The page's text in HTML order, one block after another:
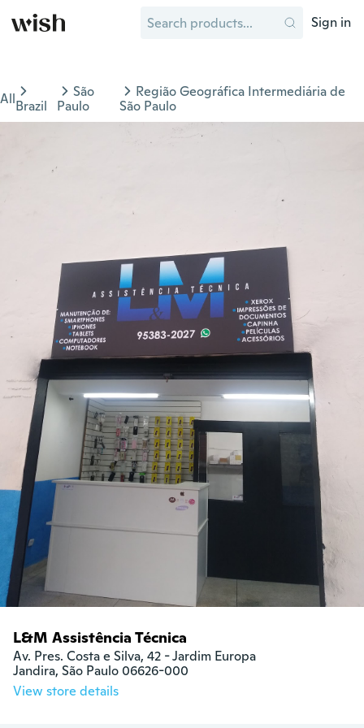
Sign in
AllBrazil
São
Paulo
Região Geográfica Intermediária de
São Paulo
L&M Assistência Técnica
Av. Pres. Costa e Silva, 42 - Jardim Europa
Jandira, São Paulo 06626-000
View store details